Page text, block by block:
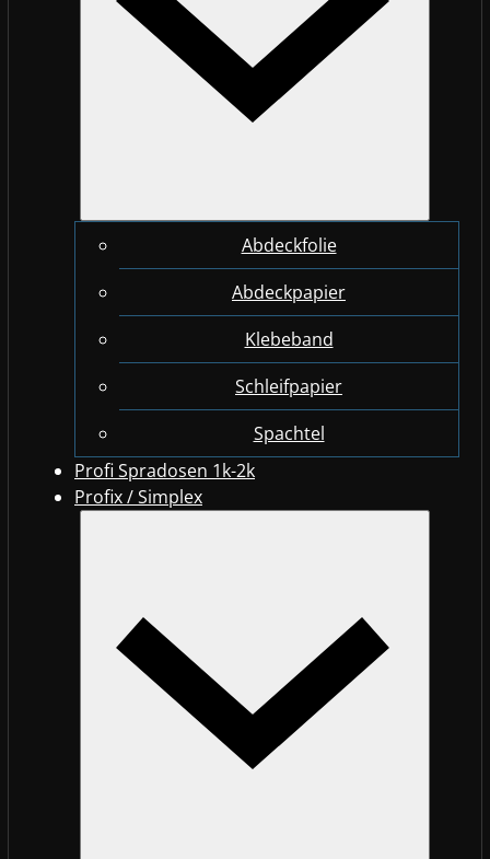
Abdeckfolie
Abdeckpapier
Klebeband
Schleifpapier
Spachtel
Profi Spradosen 1k-2k
Profix / Simplex